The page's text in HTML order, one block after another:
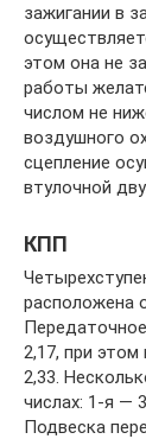
зажигании в
этом она не
работы
числом не
воздушного
сцепление
втулочной
КПП
расположена
2,17, при
2,33.
числах: 1-я —
Подвеска